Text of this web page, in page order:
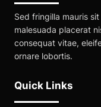
Sed fringilla mauris
malesuada placerat
consequat vitae,
ornare lobortis.
Quick Links